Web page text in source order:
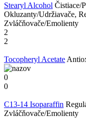
Stearyl Alcohol Čistiace/
Okluzanty/Udržiavače,
Zvláčňovače/Emolienty
2
2
Tocopheryl Acetate
0
0
C13-14 Isoparaffin
Zvláčňovače/Emolienty